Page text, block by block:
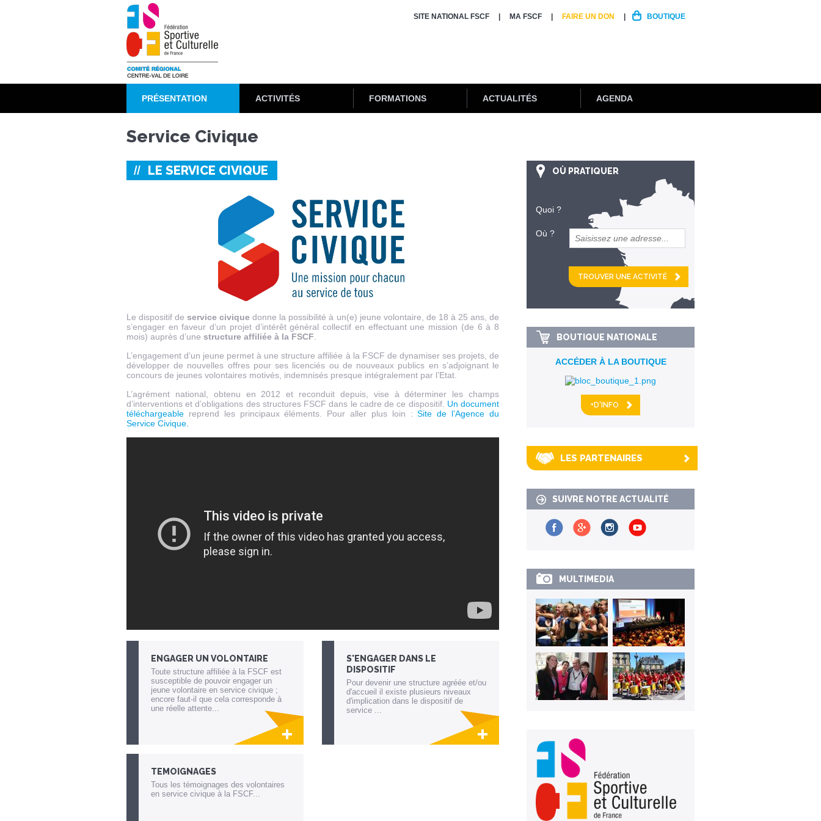
SITE NATIONAL FSCF MA FSCF FAIRE UN DON BOUTIQUE
PRÉSENTATION ACTIVITÉS FORMATIONS ACTUALITÉS AGENDA
Service Civique
LE SERVICE CIVIQUE
Le dispositif deservice civique donne la possibilité à un(e) jeune volontaire, de 18 à 25 ans, de
s’engager en faveur d’un projet d’intérêt général collectif en effectuant une mission (de 6 à 8
mois) auprès d’une structure affiliée à la FSCF
L’engagement d’un jeune permet à une structure affiliée à la FSCF de dynamiser ses projets, de
développer de nouvelles offres pour ses licenciés ou de nouveaux publics en s’adjoignant le
concours de jeunes volontaires motivés, indemnisés presque intégralement par l’Etat.
L’agrément national, obtenu en 2012 et reconduit depuis, vise à déterminer les champs
d’interventions et d’obligations des structures FSCF dans le cadre de ce dispositif. Un document
téléchargeable reprend les principaux éléments. Pour aller plus loin :Site de l’Agence du
Service Civique.
ENGAGER UN VOLONTAIRE
Toute structure affiliée à la FSCF est
susceptible de pouvoir engager un
jeune volontaire en service civique ;
encore faut-il que cela corresponde à
une réelle attente...
S'ENGAGER DANS LE
DISPOSITIF
Pour devenir une structure agréée et/ou
d'accueil il existe plusieurs niveaux
d'implication dans le dispositif de
service ...
TEMOIGNAGES
Tous les témoignages des volontaires
en service civique à la FSCF...
OÙ PRATIQUER
Quoi ?
Où ?
et
km alentour
BOUTIQUE NATIONALE
ACCÉDER À LA BOUTIQUE
+D'INFO
LES PARTENAIRES
SUIVRE NOTRE ACTUALITÉ
MULTIMEDIA